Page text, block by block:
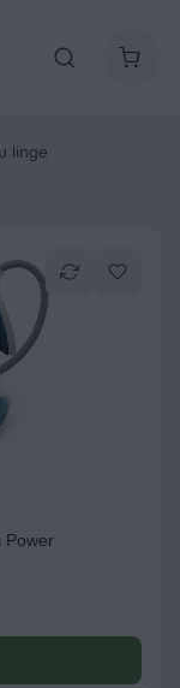
linge
Power